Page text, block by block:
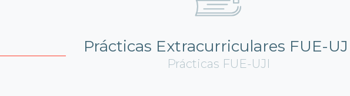
Prácticas Extracurriculares FUE-
Prácticas FUE-UJI